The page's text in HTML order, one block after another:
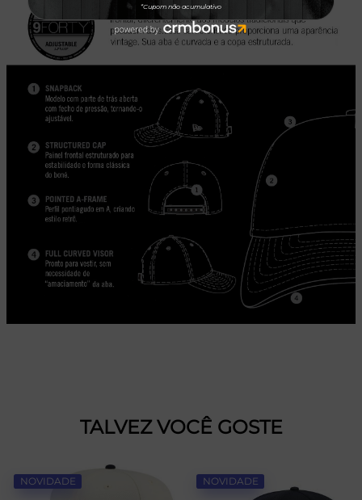
TALVEZ VOCÊ GOSTE
NOVIDADE NOVIDADE